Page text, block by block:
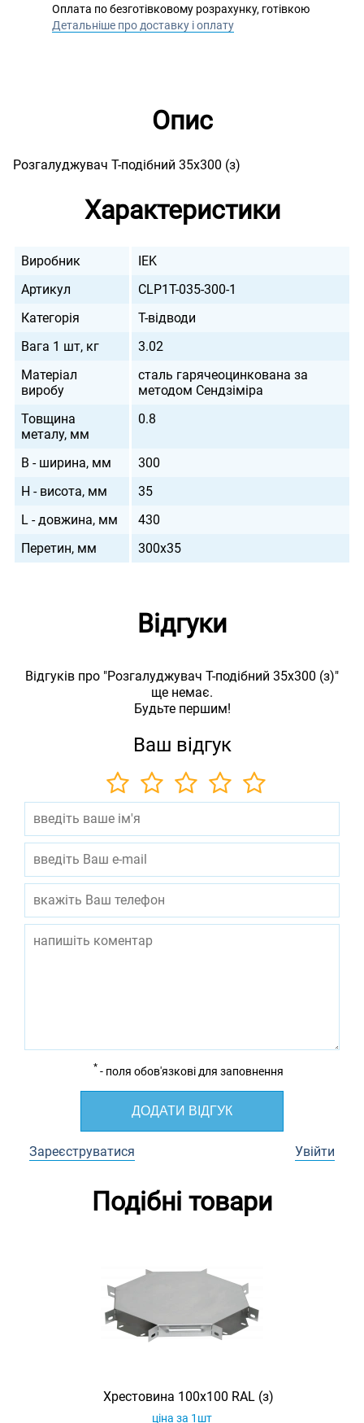
Оплата по безготівковому розрахунку, готівкою
Детальніше про доставку і оплату
Опис
Розгалуджувач Т-подібний 35х300 (з)
Характеристики
Виробник
IEK
Артикул
CLP1T-035-300-1
Категорія
Т-відводи
Вага 1 шт, кг
3.02
Матеріал
виробу
сталь гарячеоцинкована за
методом Сендзіміра
Товщина
металу, мм
0.8
B - ширина, мм
300
H - висота, мм
35
L - довжина, мм
430
Перетин, мм
300х35
Відгуки
Відгуків про "Розгалуджувач Т-подібний 35х300 (з)"
ще немає.
Будьте першим!
Ваш відгук
* - поля обов'язкові для заповнення
ДОДАТИ ВІДГУК
Зареєструватися Увійти
Подібні товари
Хрестовина 100х100 RAL (з)
ціна за 1шт